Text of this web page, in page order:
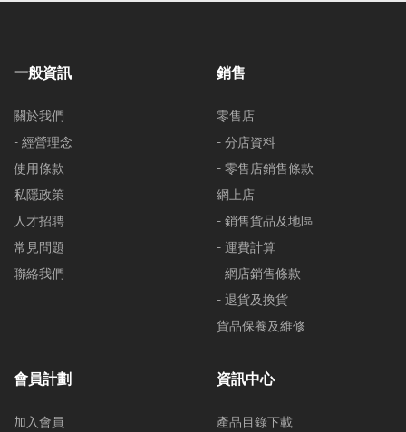
一般資訊
關於我們
- 經營理念
使用條款
私隱政策
人才招聘
常見問題
聯絡我們
銷售
零售店
- 分店資料
- 零售店銷售條款
網上店
- 銷售貨品及地區
- 運費計算
- 網店銷售條款
- 退貨及換貨
貨品保養及維修
會員計劃
加入會員
資訊中心
產品目錄下載